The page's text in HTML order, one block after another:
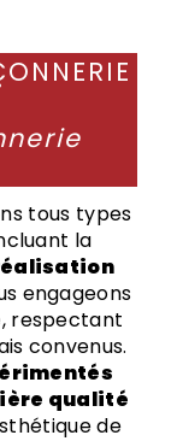
tous types
la
engageons
, respectant
convenus.
qualité
de